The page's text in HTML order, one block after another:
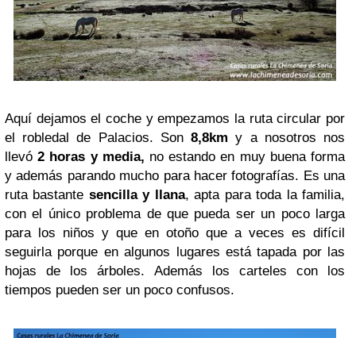
Aquí dejamos el coche y empezamos la ruta circular por
el robledal de Palacios. Son8,8km y a nosotros nos
llevó2 horas y media, no estando en muy buena forma
y además parando mucho para hacer fotografías. Es una
ruta bastante sencilla y llana, apta para toda la familia,
con el único problema de que pueda ser un poco larga
para los niños y que en otoño que a veces es difícil
seguirla porque en algunos lugares está tapada por las
hojas de los árboles. Además los carteles con los
tiempos pueden ser un poco confusos.